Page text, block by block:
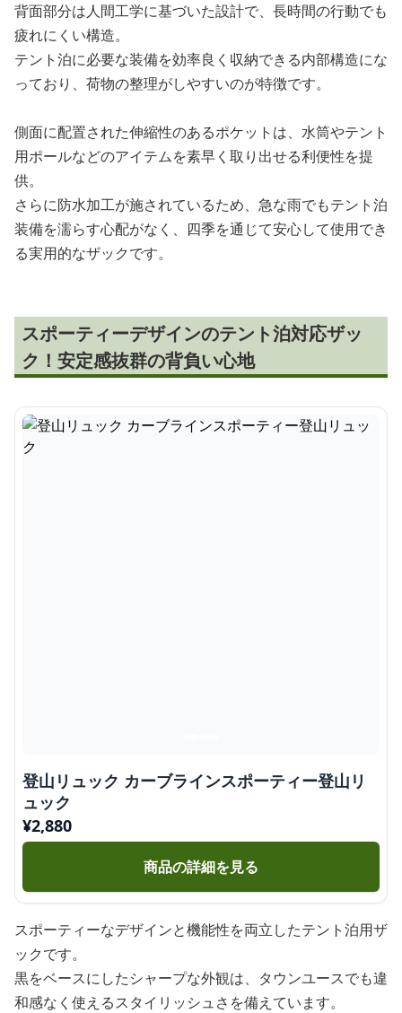
背面部分は人間工学に基づいた設計で、長時間の行動でも
疲れにくい構造。
テント泊に必要な装備を効率良く収納できる内部構造にな
っており、荷物の整理がしやすいのが特徴です。
側面に配置された伸縮性のあるポケットは、水筒やテント
用ポールなどのアイテムを素早く取り出せる利便性を提
供。
さらに防水加工が施されているため、急な雨でもテント泊
装備を濡らす心配がなく、四季を通じて安心して使用でき
る実用的なザックです。
スポーティーデザインのテント泊対応ザッ
ク！安定感抜群の背負い心地
登山リュック カーブラインスポーティー登山リ
ュック
¥2,880
商品の詳細を見る
スポーティーなデザインと機能性を両立したテント泊用ザ
ックです。
黒をベースにしたシャープな外観は、タウンユースでも違
和感なく使えるスタイリッシュさを備えています。